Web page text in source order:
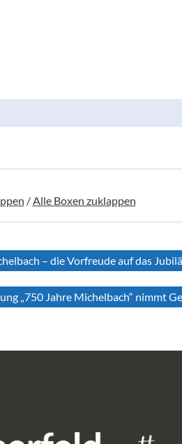
/ Alle Boxen zuklappen
– die Vorfreude auf das
„750 Jahre Michelbach“ nimmt